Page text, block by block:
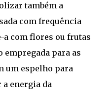
também a
com frequência
a com flores ou frutas
empregada para as
um espelho para
energia da